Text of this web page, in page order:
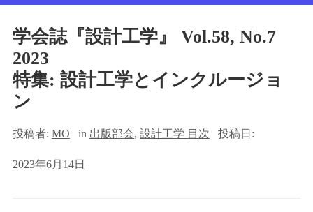
menu
学会誌『設計工学』 Vol.58, No.7
2023
特集: 設計工学とインクルージョ
ン
投稿者: MO in 出版部会, 設計工学 目次 投稿日:
2023年6月14日